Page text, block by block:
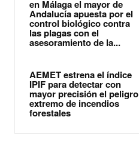
en Málaga el mayor de
Andalucía apuesta por el
control biológico contra
las plagas con el
asesoramiento de la...
AEMET estrena el índice
IPIF para detectar con
mayor precisión el peligro
extremo de incendios
forestales